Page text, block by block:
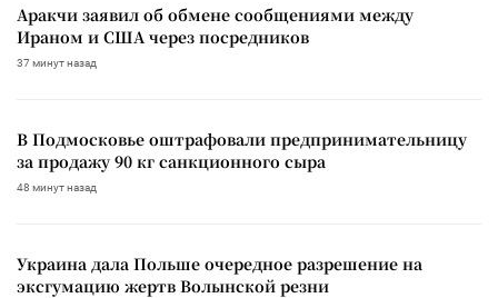
Аракчи заявил об обмене сообщениями между
Ираном и США через посредников
37 минут назад
В Подмосковье оштрафовали предпринимательницу
за продажу 90 кг санкционного сыра
48 минут назад
Украина дала Польше очередное разрешение на
эксгумацию жертв Волынской резни